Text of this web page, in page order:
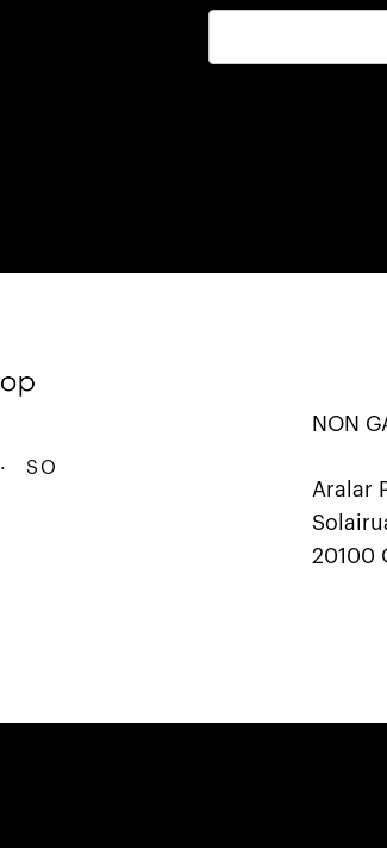
SORTU · ERALDATU · ELKARBANATU
NON
Aralar
20100